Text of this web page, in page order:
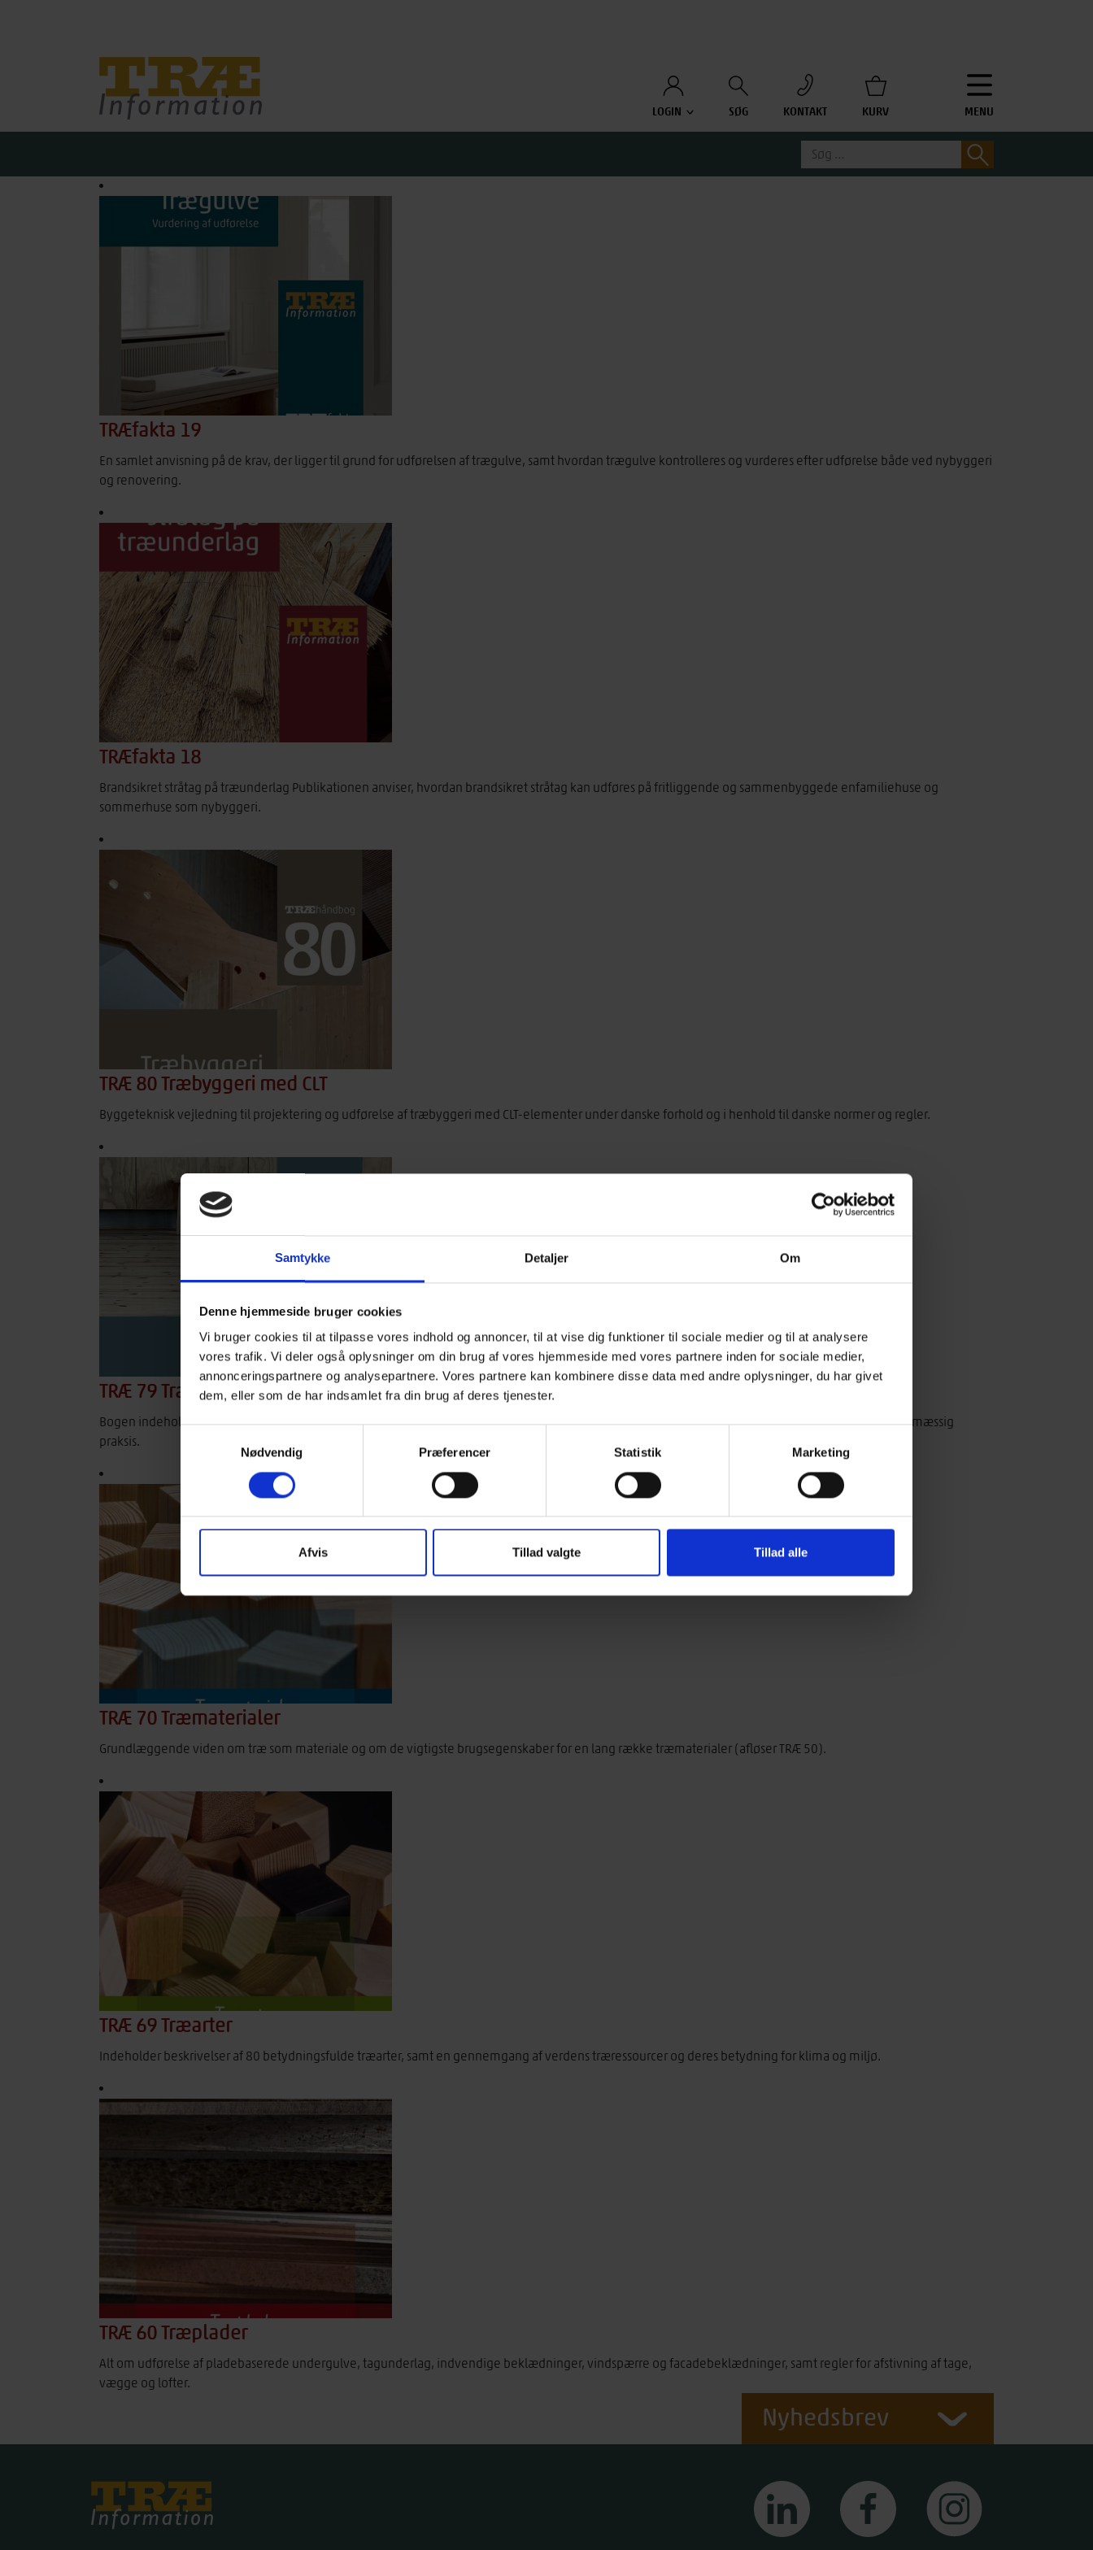
Samtykke Detaljer Om
Denne hjemmeside bruger cookies
Vi bruger cookies til at tilpasse vores indhold og annoncer, til at vise dig funktioner til sociale medier og til at analysere
vores trafik. Vi deler også oplysninger om din brug af vores hjemmeside med vores partnere inden for sociale medier,
annonceringspartnere og analysepartnere. Vores partnere kan kombinere disse data med andre oplysninger, du har givet
dem, eller som de har indsamlet fra din brug af deres tjenester.
Nødvendig
Præferencer Statistik Marketing
Afvis Tillad valgte Tillad alle
LOGIN SØG KONTAKT KURV MENU
Søg
efter:
TRÆfakta 19
En samlet anvisning på de krav, der ligger til grund for udførelsen af trægulve, samt hvordan trægulve kontrolleres og vurderes efter udførelse både ved nybyggeri
og renovering.
TRÆfakta 18
Brandsikret stråtag på træunderlag Publikationen anviser, hvordan brandsikret stråtag kan udføres på fritliggende og sammenbyggede enfamiliehuse og
sommerhuse som nybyggeri.
TRÆ 80 Træbyggeri med CLT
Byggeteknisk vejledning til projektering og udførelse af træbyggeri med CLT-elementer under danske forhold og i henhold til danske normer og regler.
TRÆ 79 Trægulve
Bogen indeholder detaljerede retningslinjer for lægning og behandling af træbaserede gulve i overensstemmelse med almindelig, god håndværksmæssig
praksis.
TRÆ 70 Træmaterialer
Grundlæggende viden om træ som materiale og om de vigtigste brugsegenskaber for en lang række træmaterialer (afløser TRÆ 50).
TRÆ 69 Træarter
Indeholder beskrivelser af 80 betydningsfulde træarter, samt en gennemgang af verdens træressourcer og deres betydning for klima og miljø.
TRÆ 60 Træplader
Alt om udførelse af pladebaserede undergulve, tagunderlag, indvendige beklædninger, vindspærre og facadebeklædninger, samt regler for afstivning af tage,
vægge og lofter.
Nyhedsbrev
linkedin facebook